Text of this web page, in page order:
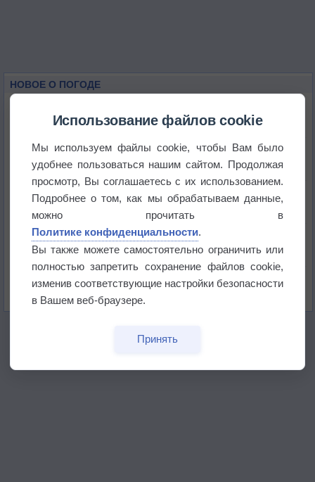
НОВОЕ О ПОГОДЕ
+51°
Европейские столицы бьют рекорды жары
Впервые за 155 лет в Лондоне в течение месяца
не выпадал дождь
Лето продолжит щедро раздавать своё тепло!
Использование файлов cookie
Мы используем файлы cookie, чтобы Вам было
удобнее пользоваться нашим сайтом. Продолжая
просмотр, Вы соглашаетесь с их использованием.
Подробнее о том, как мы обрабатываем данные,
можно прочитать в
Политике конфиденциальности.
Вы также можете самостоятельно ограничить или
полностью запретить сохранение файлов cookie,
изменив соответствующие настройки безопасности
в Вашем веб-браузере.
Принять